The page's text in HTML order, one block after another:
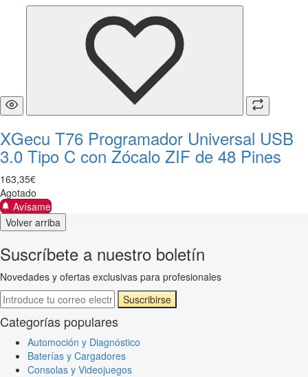
XGecu T76 Programador Universal USB
3.0 Tipo C con Zócalo ZIF de 48 Pines
163,35€
Agotado
Avísame
Volver arriba
Suscríbete a nuestro boletín
Novedades y ofertas exclusivas para profesionales
Suscribirse
Categorías populares
Automoción y Diagnóstico
Baterías y Cargadores
Consolas y Videojuegos